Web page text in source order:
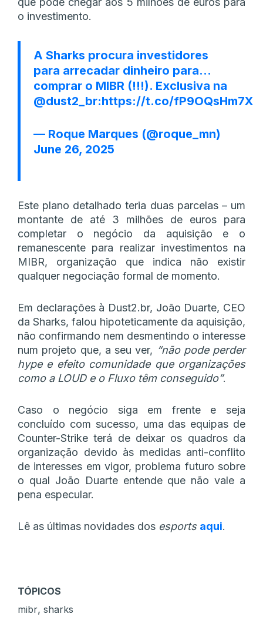
o investimento.
A Sharks procura investidores
para arrecadar dinheiro para…
comprar o MIBR (!!!). Exclusiva na
@dust2_br:https://t.co/fP9OQsHm7X
— Roque Marques (@roque_mn)
June 26, 2025
Este plano detalhado teria duas parcelas – um
montante de até 3 milhões de euros para
completar o negócio da aquisição e o
remanescente para realizar investimentos na
MIBR, organização que indica não existir
qualquer negociação formal de momento.
Em declarações à Dust2.br, João Duarte, CEO
da Sharks, falou hipoteticamente da aquisição,
não confirmando nem desmentindo o interesse
num projeto que, a seu ver, “não pode perder
hype e efeito comunidade que organizações
como a LOUD e o Fluxo têm conseguido”.
Caso o negócio siga em frente e seja
concluído com sucesso, uma das equipas de
Counter-Strike terá de deixar os quadros da
organização devido às medidas anti-conflito
de interesses em vigor, problema futuro sobre
o qual João Duarte entende que não vale a
pena especular.
Lê as últimas novidades dos esports aqui.
TÓPICOS
mibr, sharks